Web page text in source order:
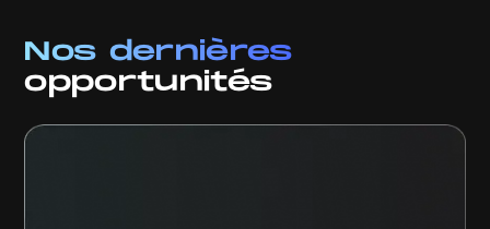
Nos dernières
opportunités